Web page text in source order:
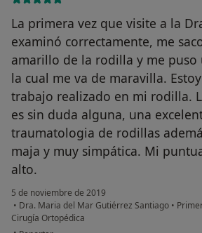
La primera vez que visite a la
examinó correctamente, me
amarillo de la rodilla y me
la cual me va de maravilla.
trabajo realizado en mi rodilla.
es sin duda alguna, una
traumatologia de rodillas
maja y muy simpática. Mi
alto.
5 de noviembre de 2019
• Dra. Maria del Mar Gutiérrez Santiago •
Cirugía Ortopédica
en opinión del usuario Miguel Angel Eraso Gorri